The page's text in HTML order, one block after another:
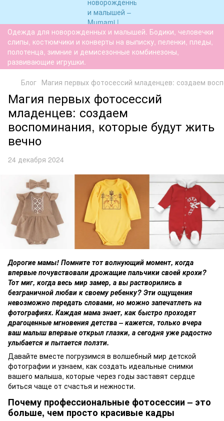
Одежда для новорожденных и малышей. Бодики, человечки
слипы, костюмчики и конверты на выписку, пеленки, пледы,
полотенца, зимние и демисезонные комбинезоны,
развивающие игрушки.
Блог Магия первых фотосессий младенцев: создаем
Магия первых фотосессий
младенцев: создаем
воспоминания, которые будут жить
вечно
24 декабря 2024
Дорогие мамы! Помните тот волнующий момент, когда
впервые почувствовали дрожащие пальчики своей крохи?
Тот миг, когда весь мир замер, а вы растворились в
безграничной любви к своему ребенку? Эти ощущения
невозможно передать словами, но можно запечатлеть на
фотографиях. Каждая мама знает, как быстро проходят
драгоценные мгновения детства – кажется, только вчера
ваш малыш впервые открыл глазки, а сегодня уже радостно
улыбается и пытается ползти.
Давайте вместе погрузимся в волшебный мир детской
фотографии и узнаем, как создать идеальные снимки
вашего малыша, которые через годы заставят сердце
биться чаще от счастья и нежности.
Почему профессиональные фотосессии – это
больше, чем просто красивые кадры